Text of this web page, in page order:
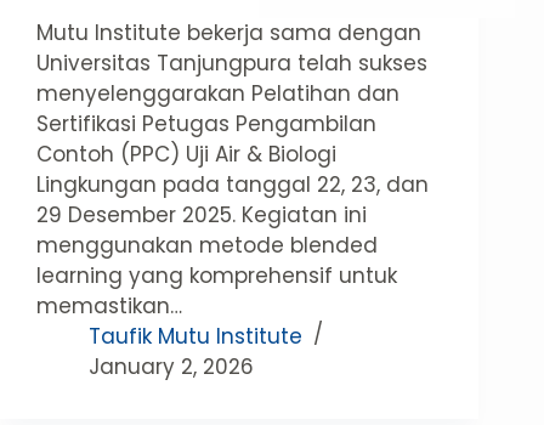
Mutu Institute bekerja sama dengan
Universitas Tanjungpura telah sukses
menyelenggarakan Pelatihan dan
Sertifikasi Petugas Pengambilan
Contoh (PPC) Uji Air & Biologi
Lingkungan pada tanggal 22, 23, dan
29 Desember 2025. Kegiatan ini
menggunakan metode blended
learning yang komprehensif untuk
memastikan…
Taufik Mutu Institute
January 2, 2026